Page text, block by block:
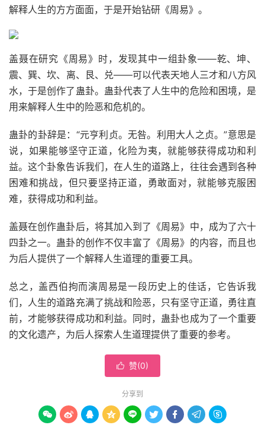
解释人生的方方面面，于是开始钻研《周易》。
盖聂在研究《周易》时，发现其中一组卦象——乾、坤、
震、巽、坎、离、艮、兑——可以代表天地人三才和八方风
水，于是创作了蛊卦。蛊卦代表了人生中的危险和困境，是
用来解释人生中的险恶和危机的。
蛊卦的卦辞是：“元亨利贞。无咎。利用大人之贞。”意思是
说，如果能够坚守正道，化险为夷，就能够获得成功和利
益。这个卦象告诉我们，在人生的道路上，往往会遇到各种
困难和挑战，但只要坚持正道，勇敢面对，就能够克服困
难，获得成功和利益。
盖聂在创作蛊卦后，将其加入到了《周易》中，成为了六十
四卦之一。蛊卦的创作不仅丰富了《周易》的内容，而且也
为后人提供了一个解释人生道理的重要工具。
总之，盖西伯拘而演周易是一段历史上的佳话，它告诉我
们，人生的道路充满了挑战和险恶，只有坚守正道，勇往直
前，才能够获得成功和利益。同时，蛊卦也成为了一个重要
的文化遗产，为后人探索人生道理提供了重要的参考。
 赞(0)
分享到
        